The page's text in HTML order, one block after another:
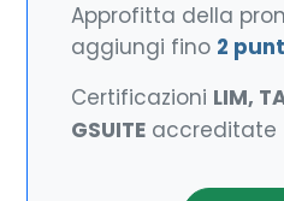
Approfitta della
aggiungi fino 2
Certificazioni LIM,
GSUITE accreditate